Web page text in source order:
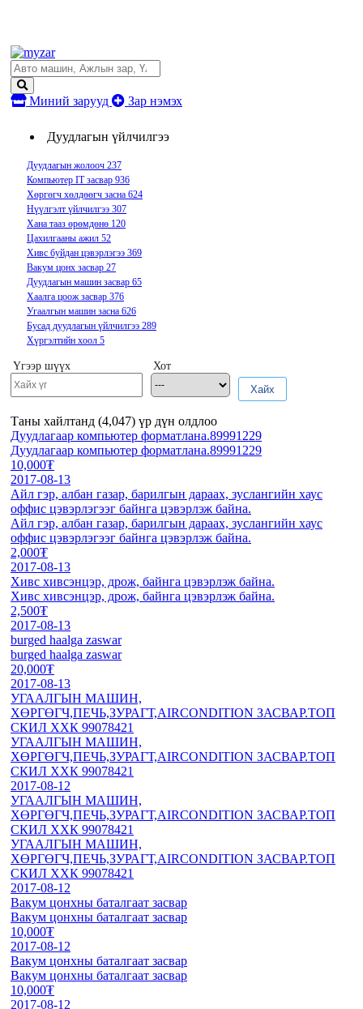
Миний зарууд Зар нэмэх
Дуудлагын үйлчилгээ
Дуудлагын жолооч 237
Компьютер IT засвар 936
Хөргөгч хөлдөөгч засна 624
Нүүлгэлт үйлчилгээ 307
Хана тааз өрөмдөнө 120
Цахилгааны ажил 52
Хивс буйдан цэвэрлэгээ 369
Вакум цонх засвар 27
Дуудлагын машин засвар 65
Хаалга цоож засвар 376
Угаалгын машин засна 626
Бусад дуудлагын үйлчилгээ 289
Хүргэлтийн хоол 5
Үгээр шүүх
Хот
Хайх
Таны хайлтанд (4,047) үр дүн олдлоо
Дуудлагаар компьютер форматлана.89991229
Дуудлагаар компьютер форматлана.89991229
10,000₮
2017-08-13
Айл гэр, албан газар, барилгын дараах, зуслангийн хаус
оффис цэвэрлэгээг байнга цэвэрлэж байна.
Айл гэр, албан газар, барилгын дараах, зуслангийн хаус
оффис цэвэрлэгээг байнга цэвэрлэж байна.
2,000₮
2017-08-13
Хивс хивсэнцэр, дрож, байнга цэвэрлэж байна.
Хивс хивсэнцэр, дрож, байнга цэвэрлэж байна.
2,500₮
2017-08-13
burged haalga zaswar
burged haalga zaswar
20,000₮
2017-08-13
УГААЛГЫН МАШИН,
ХӨРГӨГЧ,ПЕЧЬ,ЗУРАГТ,AIRCONDITION ЗАСВАР.ТОП
СКИЛ ХХК 99078421
УГААЛГЫН МАШИН,
ХӨРГӨГЧ,ПЕЧЬ,ЗУРАГТ,AIRCONDITION ЗАСВАР.ТОП
СКИЛ ХХК 99078421
2017-08-12
УГААЛГЫН МАШИН,
ХӨРГӨГЧ,ПЕЧЬ,ЗУРАГТ,AIRCONDITION ЗАСВАР.ТОП
СКИЛ ХХК 99078421
УГААЛГЫН МАШИН,
ХӨРГӨГЧ,ПЕЧЬ,ЗУРАГТ,AIRCONDITION ЗАСВАР.ТОП
СКИЛ ХХК 99078421
2017-08-12
Вакум цонхны баталгаат засвар
Вакум цонхны баталгаат засвар
10,000₮
2017-08-12
Вакум цонхны баталгаат засвар
Вакум цонхны баталгаат засвар
10,000₮
2017-08-12